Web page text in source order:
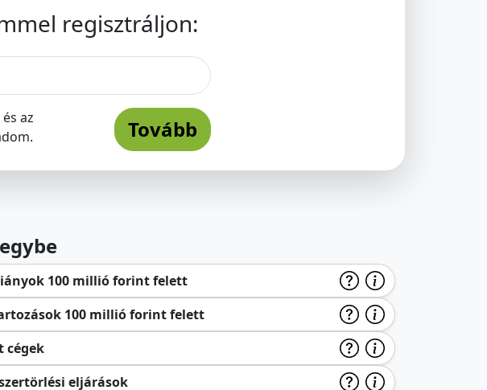
regisztráljon:
és az
Tovább
100 millió forint felett
100 millió forint felett
cégek
eljárások